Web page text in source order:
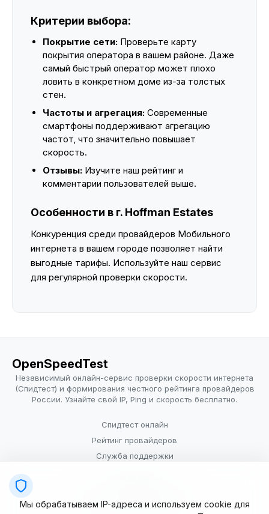
Критерии выбора:
Покрытие сети: Проверьте карту
покрытия оператора в вашем районе. Даже
самый быстрый оператор может плохо
ловить в конкретном доме из-за толстых
стен.
Частоты и агрегация: Современные
смартфоны поддерживают агрегацию
частот, что значительно повышает
скорость.
Отзывы: Изучите наш рейтинг и
комментарии пользователей выше.
Особенности в г. Hoffman Estates
Конкуренция среди провайдеров Мобильного
интернета в вашем городе позволяет найти
выгодные тарифы. Используйте наш сервис
для регулярной проверки скорости.
OpenSpeedTest
Независимый онлайн-сервис проверки скорости интернета
(Спидтест) и формирования честного рейтинга провайдеров
России. Узнайте свой IP, Ping и скорость бесплатно.
Спидтест онлайн
Рейтинг провайдеров
Служба поддержки
Условия использования
Мы обрабатываем IP-адреса и используем cookie для